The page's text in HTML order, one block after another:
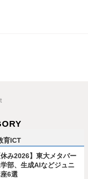
育ICT
休み2026】東大メタバー
部、生成AIなどジュニ
6選